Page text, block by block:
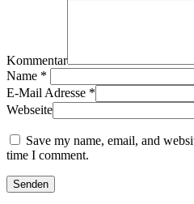
Kommentar
Name *
E-Mail Adresse *
Webseite
Save my name, email, and
time I comment.